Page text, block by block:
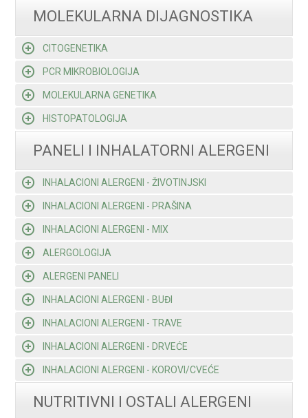
MOLEKULARNA DIJAGNOSTIKA
CITOGENETIKA
PCR MIKROBIOLOGIJA
MOLEKULARNA GENETIKA
HISTOPATOLOGIJA
PANELI I INHALATORNI ALERGENI
INHALACIONI ALERGENI - ŽIVOTINJSKI
INHALACIONI ALERGENI - PRAŠINA
INHALACIONI ALERGENI - MIX
ALERGOLOGIJA
ALERGENI PANELI
INHALACIONI ALERGENI - BUĐI
INHALACIONI ALERGENI - TRAVE
INHALACIONI ALERGENI - DRVEĆE
INHALACIONI ALERGENI - KOROVI/CVEĆE
NUTRITIVNI I OSTALI ALERGENI